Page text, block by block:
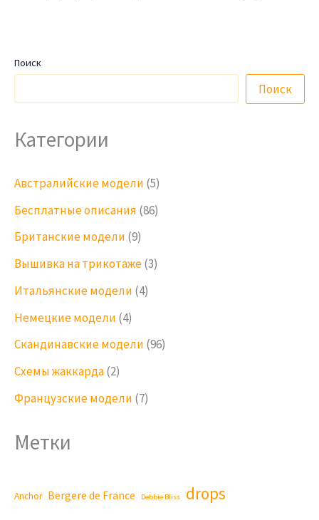
Поиск
Поиск
Категории
Австралийские модели (5)
Бесплатные описания (86)
Британские модели (9)
Вышивка на трикотаже(3)
Итальянские модели (4)
Немецкие модели (4)
Скандинавские модели (96)
Схемы жаккарда(2)
Французские модели (7)
Метки
Anchor Bergere de France Debbie Bliss drops